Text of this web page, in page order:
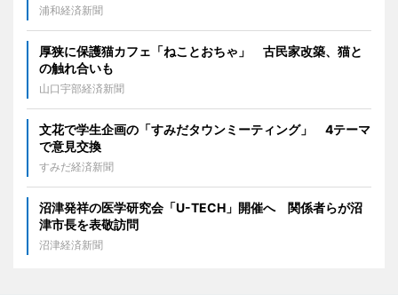
浦和経済新聞
厚狭に保護猫カフェ「ねことおちゃ」 古民家改築、猫と
の触れ合いも
山口宇部経済新聞
文花で学生企画の「すみだタウンミーティング」 4テーマ
で意見交換
すみだ経済新聞
沼津発祥の医学研究会「U-TECH」開催へ 関係者らが沼
津市長を表敬訪問
沼津経済新聞